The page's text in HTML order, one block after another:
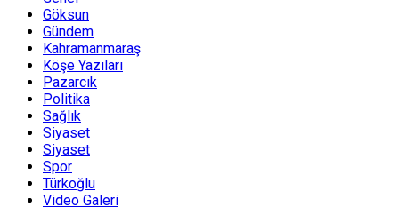
Göksun
Gündem
Kahramanmaraş
Köşe Yazıları
Pazarcık
Politika
Sağlık
Siyaset
Siyaset
Spor
Türkoğlu
Video Galeri